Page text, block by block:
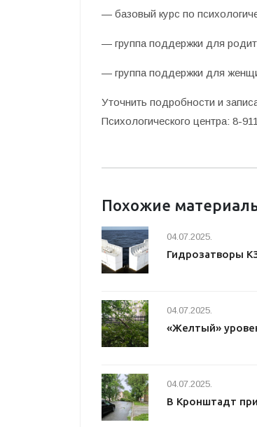
— базовый курс по
— группа поддержки для
— группа поддержки для
Уточнить подробности и
Психологического центра: 8-
Похожие
04.07.2025.
Гидрозатворы
04.07.2025.
«Желтый»
04.07.2025.
В Кронштадт